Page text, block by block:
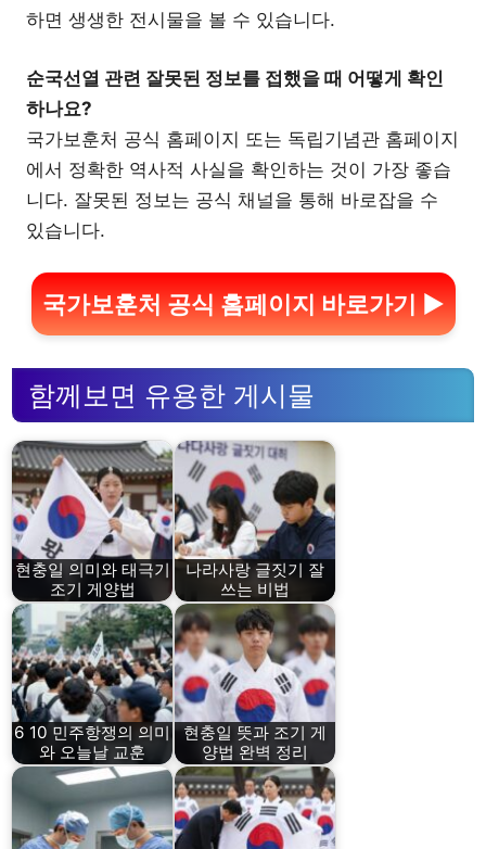
하면 생생한 전시물을 볼 수 있습니다.
순국선열 관련 잘못된 정보를 접했을 때 어떻게 확인
하나요?
국가보훈처 공식 홈페이지 또는 독립기념관 홈페이지
에서 정확한 역사적 사실을 확인하는 것이 가장 좋습
니다. 잘못된 정보는 공식 채널을 통해 바로잡을 수
있습니다.
국가보훈처 공식 홈페이지 바로가기 ▶
함께보면 유용한 게시물
현충일 의미와 태극기
조기 게양법
나라사랑 글짓기 잘
쓰는 비법
6 10 민주항쟁의 의미
와 오늘날 교훈
현충일 뜻과 조기 게
양법 완벽 정리